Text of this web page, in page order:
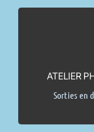
ATELIER
Sorties en